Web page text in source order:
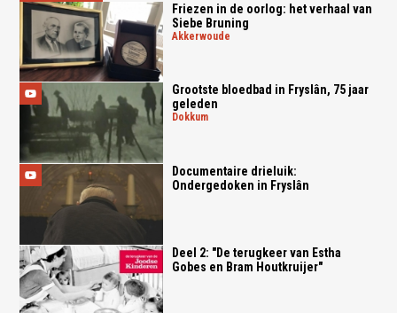
Friezen in de oorlog: het verhaal van
Siebe Bruning
akkerwoude
Grootste bloedbad in Fryslân, 75 jaar
geleden
dokkum
Documentaire drieluik:
Ondergedoken in Fryslân
Deel 2: "De terugkeer van Estha
Gobes en Bram Houtkruijer"